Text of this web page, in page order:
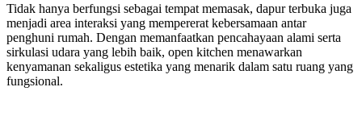
Tidak hanya berfungsi sebagai tempat memasak, dapur terbuka juga
menjadi area interaksi yang mempererat kebersamaan antar
penghuni rumah. Dengan memanfaatkan pencahayaan alami serta
sirkulasi udara yang lebih baik, open kitchen menawarkan
kenyamanan sekaligus estetika yang menarik dalam satu ruang yang
fungsional.